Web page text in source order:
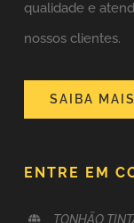
qualidade e
nossos clientes.
SAIBA MAIS
ENTRE EM
TONHÃO